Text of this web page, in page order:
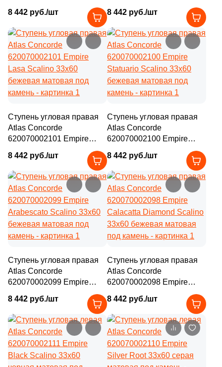
Silver Root 33x60 серая
матовая под камень
8 442 руб./шт
бежевая матовая под
камень
8 442 руб./шт
Ступень угловая правая
Atlas Concorde
620070002101 Empire
бежевая матовая под
камень
8 442 руб./шт
Ступень угловая правая
Atlas Concorde
620070002100 Empire
бежевая матовая под
камень
8 442 руб./шт
Ступень угловая правая
Atlas Concorde
620070002099 Empire
Arabescato Scalino 33x60
бежевая матовая под
камень
8 442 руб./шт
Ступень угловая правая
Atlas Concorde
620070002098 Empire
Calacatta Diamond Scalino
33x60 бежевая матовая
под камень
8 442 руб./шт